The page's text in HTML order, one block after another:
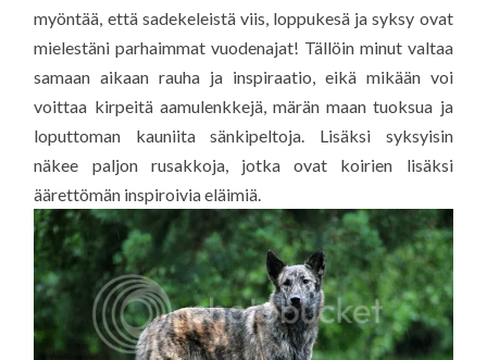
myöntää, että sadekeleistä viis, loppukesä ja syksy ovat
mielestäni parhaimmat vuodenajat! Tällöin minut valtaa
samaan aikaan rauha ja inspiraatio, eikä mikään voi
voittaa kirpeitä aamulenkkejä, märän maan tuoksua ja
loputtoman kauniita sänkipeltoja. Lisäksi syksyisin
näkee paljon rusakkoja, jotka ovat koirien lisäksi
äärettömän inspiroivia eläimiä.